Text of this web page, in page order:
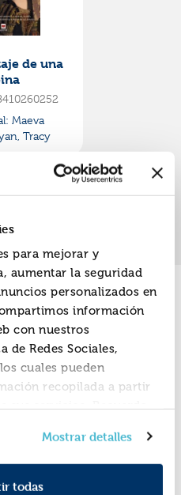
para mejorar y
aumentar la seguridad
personalizados en
información
con nuestros
de Redes Sociales,
cuales pueden
recopilada a partir
momento. Para más
de Cookiesy la
Mostrar detalles
todas
de una
Maeva
Tracy